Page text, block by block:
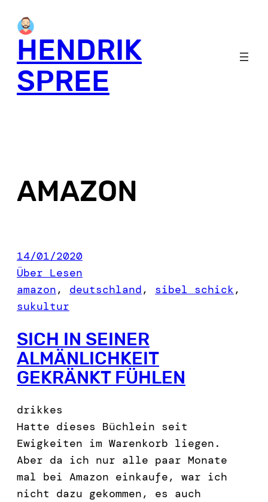
content
HENDRIK
SPREE
AMAZON
14/01/2020
Über Lesen
amazon, deutschland, sibel schick
sukultur
SICH IN SEINER
ALMÄNLICHKEIT
GEKRÄNKT FÜHLEN
drikkes
Hatte dieses Büchlein seit
Ewigkeiten im Warenkorb liegen.
Aber da ich nur alle paar Monate
mal bei Amazon einkaufe, war ich
nicht dazu gekommen, es auch